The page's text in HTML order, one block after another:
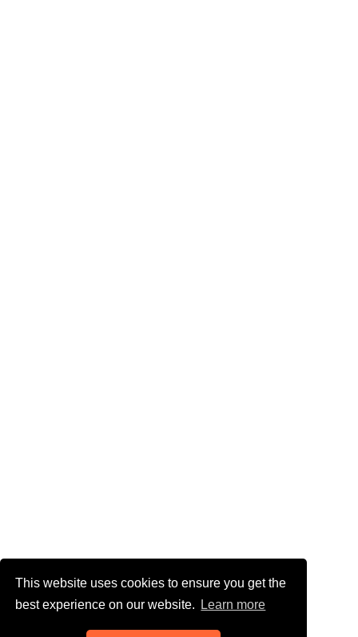
This website uses cookies to ensure you get the
best experience on our website.
Learn more